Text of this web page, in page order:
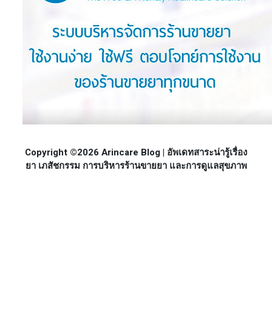
Copyright ©2026 Arincare Blog | อัพเดทสาระน่ารู้เรื่อง
ยา เภสัชกรรม การบริหารร้านขายยา และการดูแลสุขภาพ